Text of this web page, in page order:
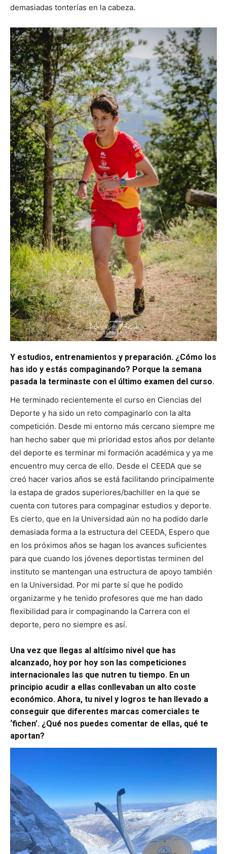
demasiadas tonterías en la cabeza.
Y estudios, entrenamientos y preparación. ¿Cómo los
has ido y estás compaginando? Porque la semana
pasada la terminaste con el último examen del curso.
He terminado recientemente el curso en Ciencias del
Deporte y ha sido un reto compaginarlo con la alta
competición. Desde mi entorno más cercano siempre me
han hecho saber que mi prioridad estos años por delante
del deporte es terminar mi formación académica y ya me
encuentro muy cerca de ello. Desde el CEEDA que se
creó hacer varios años se está facilitando principalmente
la estapa de grados superiores/bachiller en la que se
cuenta con tutores para compaginar estudios y deporte.
Es cierto, que en la Universidad aún no ha podido darle
demasiada forma a la estructura del CEEDA, Espero que
en los próximos años se hagan los avances suficientes
para que cuando los jóvenes deportistas terminen del
instituto se mantengan una estructura de apoyo también
en la Universidad. Por mi parte sí que he podido
organizarme y he tenido profesores que me han dado
flexibilidad para ir compaginando la Carrera con el
deporte, pero no siempre es así.
Una vez que llegas al altísimo nivel que has
alcanzado, hoy por hoy son las competiciones
internacionales las que nutren tu tiempo. En un
principio acudir a ellas conllevaban un alto coste
económico. Ahora, tu nivel y logros te han llevado a
conseguir que diferentes marcas comerciales te
‘fichen’. ¿Qué nos puedes comentar de ellas, qué te
aportan?